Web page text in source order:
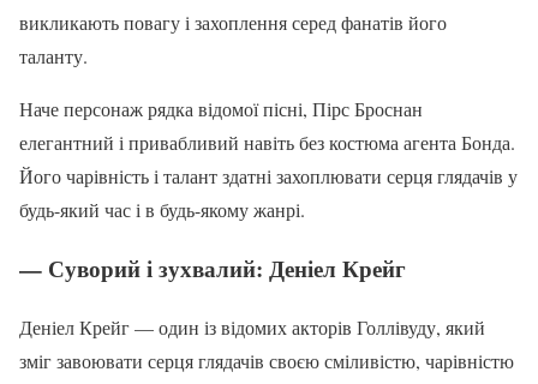
викликають повагу і захоплення серед фанатів його
таланту.
Наче персонаж рядка відомої пісні, Пірс Броснан
елегантний і привабливий навіть без костюма агента Бонда.
Його чарівність і талант здатні захоплювати серця глядачів у
будь-який час і в будь-якому жанрі.
— Суворий і зухвалий: Деніел Крейг
Деніел Крейг — один із відомих акторів Голлівуду, який
зміг завоювати серця глядачів своєю сміливістю, чарівністю